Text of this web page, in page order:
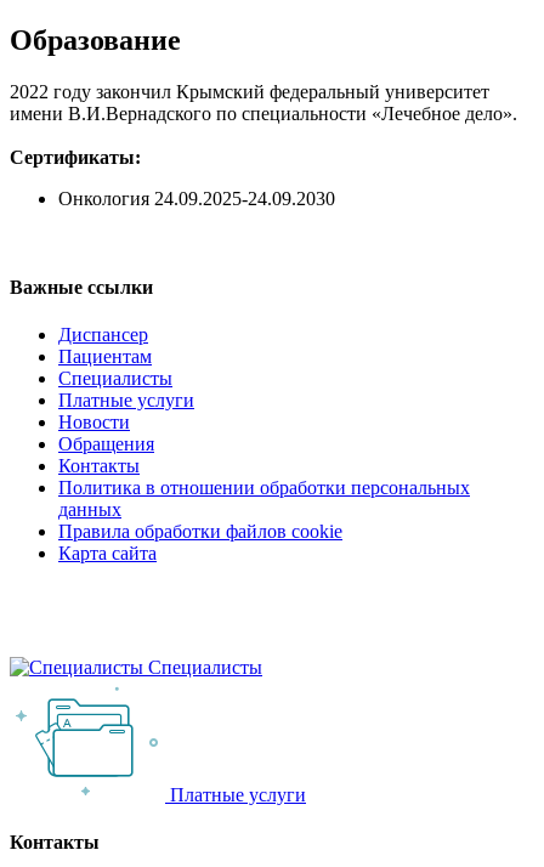
Образование
2022 году закончил Крымский федеральный университет
имени В.И.Вернадского по специальности «Лечебное дело».
Сертификаты:
Онкология 24.09.2025-24.09.2030
Важные ссылки
Диспансер
Пациентам
Специалисты
Платные услуги
Новости
Обращения
Контакты
Политика в отношении обработки персональных
данных
Правила обработки файлов cookie
Карта сайта
Специалисты
Платные услуги
Контакты